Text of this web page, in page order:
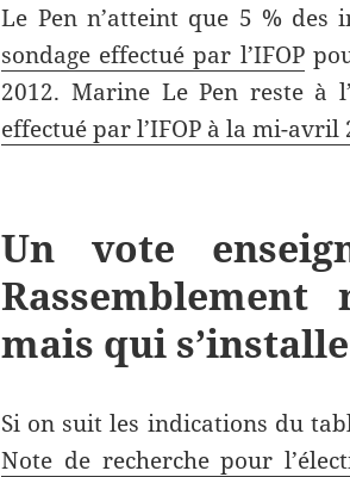
Le Pen n’atteint que 5 % des
sondage effectué par l’IFOP
2012. Marine Le Pen reste à
effectué par l’IFOP à la mi-avril
Un vote
mais qui s’installe
Si on suit les indications du
Note de recherche pour